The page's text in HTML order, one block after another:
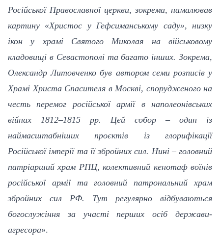
Російської Православної церкви, зокрема, намалював
картину «Христос у Гефсиманському саду», низку
ікон у храмі Святого Миколая на військовому
кладовищі в Севастополі та багато інших. Зокрема,
Олександр Литовченко був автором семи розписів у
Храмі Христа Спасителя в Москві, спорудженого на
честь перемог російської армії в наполеонівських
війнах 1812–1815 рр. Цей собор – один із
наймасштабніших проєктів із глорифікації
Російської імперії та її збройних сил. Нині – головний
патріарший храм РПЦ, колективний кенотаф воїнів
російської армії та головний патрональний храм
збройних сил РФ. Тут регулярно відбуваються
богослужіння за участі перших осіб держави-
агресора».